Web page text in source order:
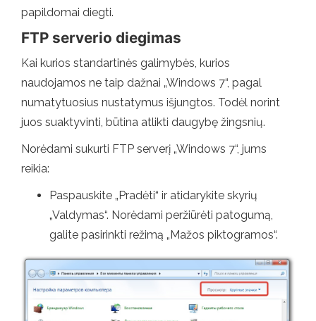
papildomai diegti.
FTP serverio diegimas
Kai kurios standartinės galimybės, kurios
naudojamos ne taip dažnai „Windows 7“, pagal
numatytuosius nustatymus išjungtos. Todėl norint
juos suaktyvinti, būtina atlikti daugybę žingsnių.
Norėdami sukurti FTP serverį „Windows 7“, jums
reikia:
Paspauskite „Pradėti“ ir atidarykite skyrių
„Valdymas“. Norėdami peržiūrėti patogumą,
galite pasirinkti režimą „Mažos piktogramos“.